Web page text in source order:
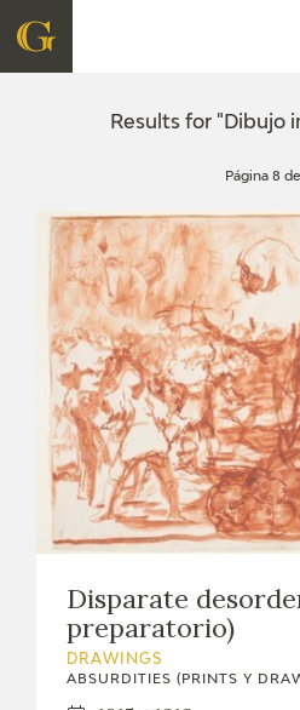
FOUNDATION
CORPORATE ACTION
SEDE
CONTACT
EXPOSICIONES
ACTIVIDADES
ACTUALIDAD
Results for "Dibujo
Página 8
Disparate
preparatorio)
DRAWINGS
ABSURDITIES (PRINTS Y